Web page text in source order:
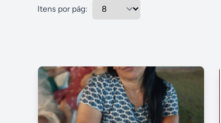
Itens por pág: